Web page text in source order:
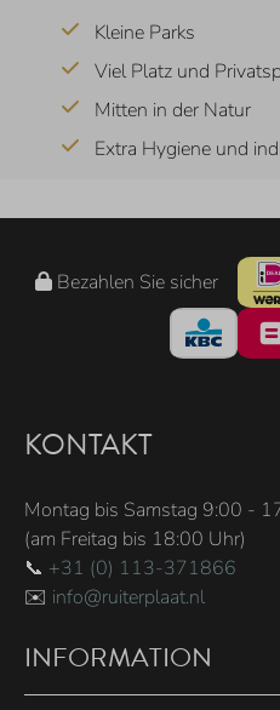
Kleine Parks
Viel Platz und
Mitten in der Natur
Extra Hygiene und
Bezahlen Sie sicher
KONTAKT
Montag bis Samstag 9:00 -
(am Freitag bis 18:00 Uhr)
📞 +31 (0) 113-371866
✉️ info@ruiterplaat.nl
INFORMATION